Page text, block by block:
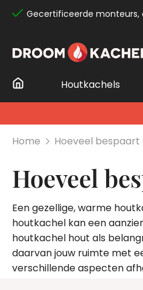
Gecertificeerde monteurs,
naar
inhoud
Houtkachels
Home
Hoeveel
Hoeveel
Een gezellige, warme
houtkachel kan een
houtkachel hout als
daarvan jouw ruimte met
verschillende aspecten